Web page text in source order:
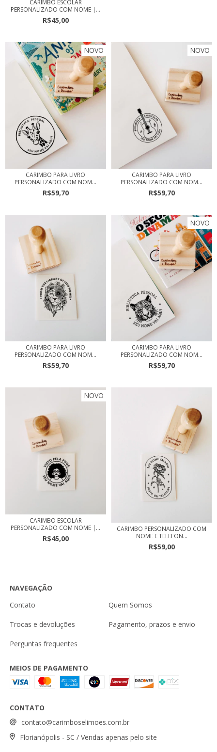
CARIMBO ESCOLAR
PERSONALIZADO COM NOME |...
R$45,00
NOVO
CARIMBO PARA LIVRO
PERSONALIZADO COM NOM...
R$59,70
NOVO
CARIMBO PARA LIVRO
PERSONALIZADO COM NOM...
R$59,70
CARIMBO PARA LIVRO
PERSONALIZADO COM NOM...
R$59,70
NOVO
CARIMBO PARA LIVRO
PERSONALIZADO COM NOM...
R$59,70
NOVO
CARIMBO ESCOLAR
PERSONALIZADO COM NOME |...
R$45,00
CARIMBO PERSONALIZADO COM
NOME E TELEFON...
R$59,00
NAVEGAÇÃO
Contato
Quem Somos
Trocas e devoluções Pagamento, prazos e envio
Perguntas frequentes
MEIOS DE PAGAMENTO
CONTATO
contato@carimboselimoes.com.br
Florianópolis - SC / Vendas apenas pelo site